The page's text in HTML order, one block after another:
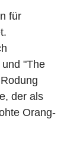
für
"The
der als
Orang-